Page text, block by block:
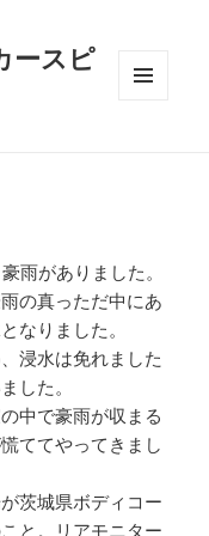
ースピ
雨がありました。
の真っただ中にあ
なりました。
浸水は免れました
した。
中で豪雨が収まる
ててやってきまし
茨城県ボディコー
と。リアモニター